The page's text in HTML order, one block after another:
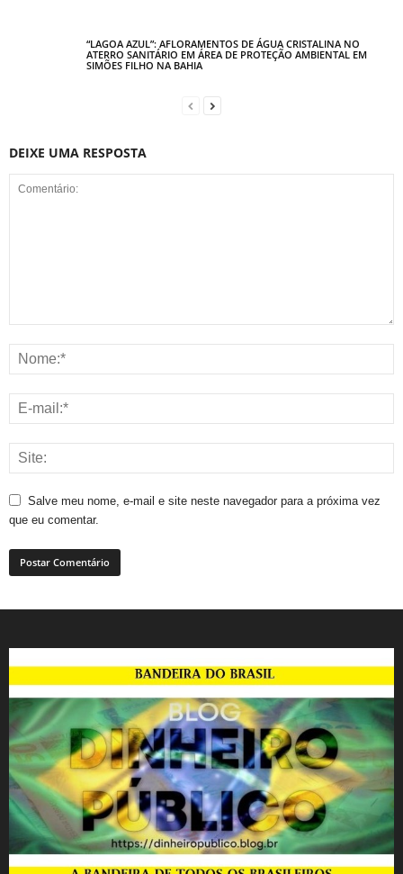
“LAGOA AZUL”: AFLORAMENTOS DE ÁGUA CRISTALINA NO
ATERRO SANITÁRIO EM ÁREA DE PROTEÇÃO AMBIENTAL EM
SIMÕES FILHO NA BAHIA
DEIXE UMA RESPOSTA
Salve meu nome, e-mail e site neste navegador para a próxima vez
que eu comentar.